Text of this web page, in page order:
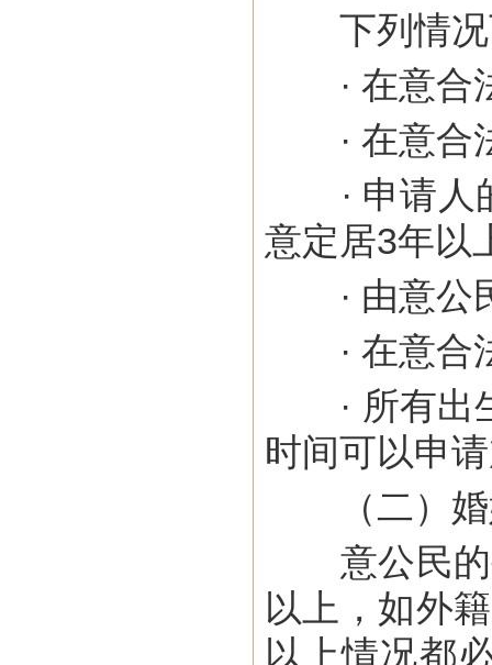
下列情况
· 在意合法
· 在意合法
· 申请人的
意定居3年以
· 由意公民
· 在意合法
· 所有出生
时间可以申
（二）婚
意公民的
以上，如外
以上情况都